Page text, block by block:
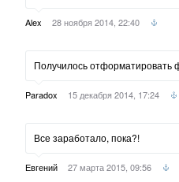
Alex 28 ноября 2014, 22:40
Получилось отформатировать
Paradox 15 декабря 2014, 17:24
Все заработало, пока?!
Евгений 27 марта 2015, 09:56